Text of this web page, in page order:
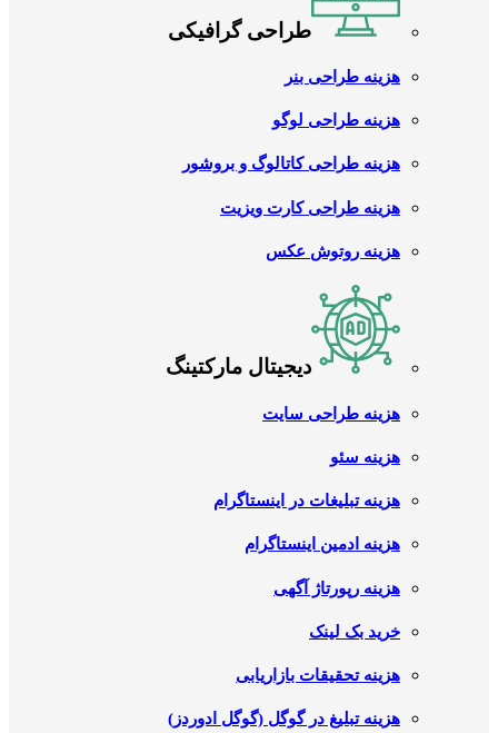
طراحی گرافیکی
هزینه طراحی بنر
هزینه طراحی لوگو
هزینه طراحی کاتالوگ و بروشور
هزینه طراحی کارت ویزیت
هزینه روتوش عکس
دیجیتال مارکتینگ
هزینه طراحی سایت
هزینه سئو
هزینه تبلیغات در اینستاگرام
هزینه ادمین اینستاگرام
هزینه رپورتاژ آگهی
خرید بک لینک
هزینه تحقیقات بازاریابی
هزینه تبلیغ در گوگل (گوگل ادوردز)